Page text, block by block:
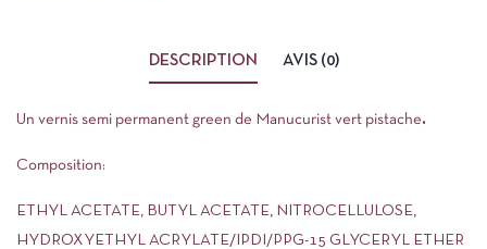
DESCRIPTION AVIS (0)
Un vernis semi permanent green de Manucurist vert pistache.
Composition:
ETHYL ACETATE, BUTYL ACETATE, NITROCELLULOSE,
HYDROXYETHYL ACRYLATE/IPDI/PPG-15 GLYCERYL ETHER